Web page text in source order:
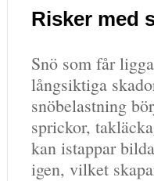
Risker med
Snö som får
långsiktiga
snöbelastning
sprickor,
kan istappar
igen, vilket